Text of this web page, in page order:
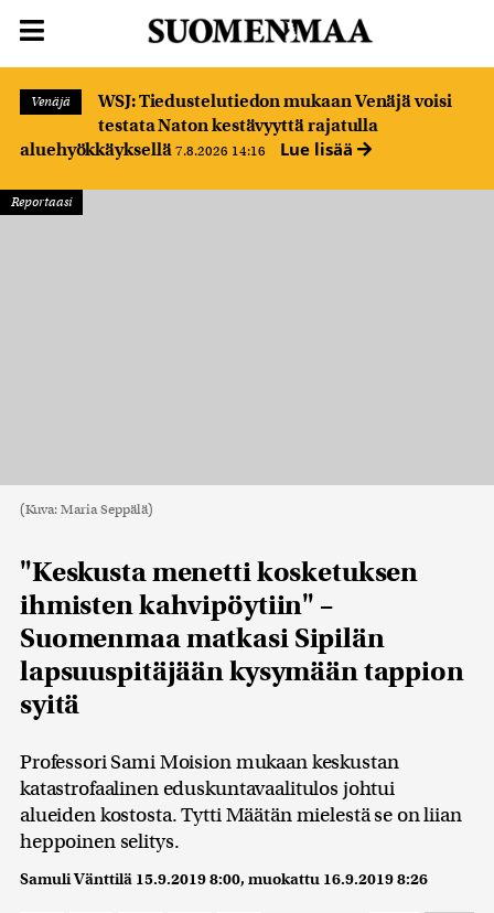
Venäjä
WSJ: Tiedustelutiedon mukaan Venäjä voisi
testata Naton kestävyyttä rajatulla
aluehyökkäyksellä 7.8.2026 14:16 Lue lisää
Reportaasi
(Kuva: Maria Seppälä)
"Keskusta menetti kosketuksen
ihmisten kahvipöytiin" –
Suomenmaa matkasi Sipilän
lapsuuspitäjään kysymään tappion
syitä
Professori Sami Moision mukaan keskustan
katastrofaalinen eduskuntavaalitulos johtui
alueiden kostosta. Tytti Määtän mielestä se on liian
heppoinen selitys.
Samuli Vänttilä 15.9.2019 8:00, muokattu 16.9.2019 8:26